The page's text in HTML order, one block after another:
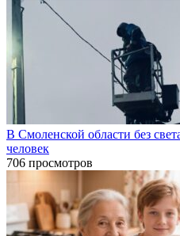
В Смоленской области без
человек
706 просмотров